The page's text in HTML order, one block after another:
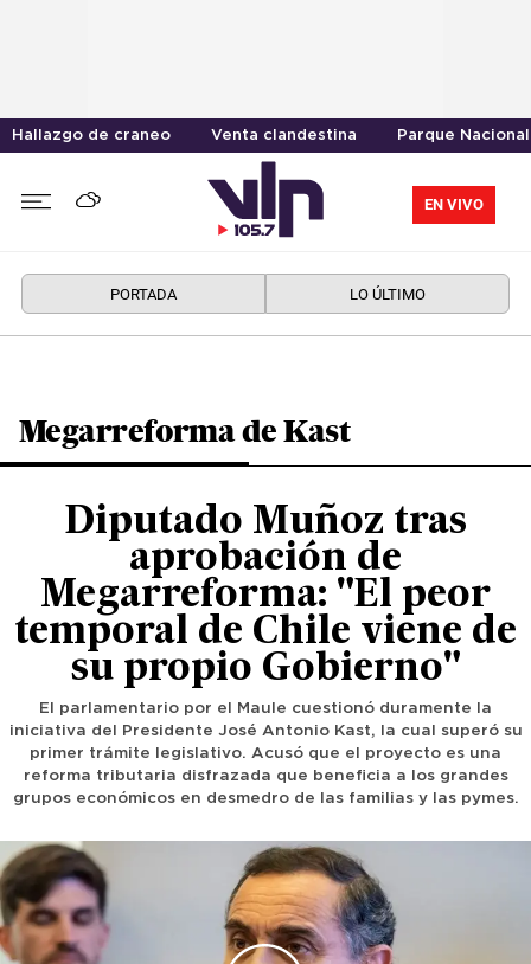
Hallazgo de craneo Venta clandestina Parque
EN VIVO
PORTADA LO ÚLTIMO
Megarreforma de Kast
Diputado Muñoz tras
aprobación de
Megarreforma: "El peor
temporal de Chile viene de
su propio Gobierno"
El parlamentario por el Maule cuestionó duramente la
iniciativa del Presidente José Antonio Kast, la cual superó su
primer trámite legislativo. Acusó que el proyecto es una
reforma tributaria disfrazada que beneficia a los grandes
grupos económicos en desmedro de las familias y las pymes.